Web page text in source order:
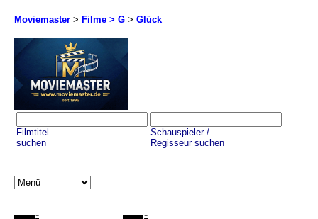
Moviemaster > Filme > G > Glück
Filmtitel
suchen
Schauspieler /
Regisseur suchen